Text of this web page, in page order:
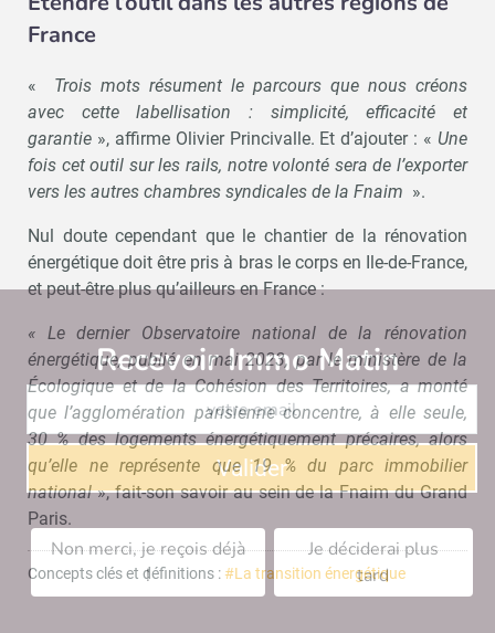
France
«
Trois mots résument le parcours que nous créons
avec cette labellisation : simplicité, efficacité et
garantie », affirme Olivier Princivalle. Et d’ajouter : « Une
fois cet outil sur les rails, notre volonté sera de l’exporter
vers les autres chambres syndicales de la Fnaim ».
Nul doute cependant que le chantier de la rénovation
énergétique doit être pris à bras le corps en Ile-de-France,
et peut-être plus qu’ailleurs en France :
« Le dernier Observatoire national de la rénovation
énergétique, publié en mai 2023, par le ministère de la
Écologique et de la Cohésion des Territoires, a monté
que l’agglomération parisienne concentre, à elle seule,
30 % des logements énergétiquement précaires, alors
qu’elle ne représente que 19 % du parc immobilier
national», fait-son savoir au sein de la Fnaim du Grand
Paris.
Concepts clés et définitions : #La transition énergétique
Recevoir Immo Matin
Valider
Non merci, je reçois déjà
!
Je déciderai plus
tard